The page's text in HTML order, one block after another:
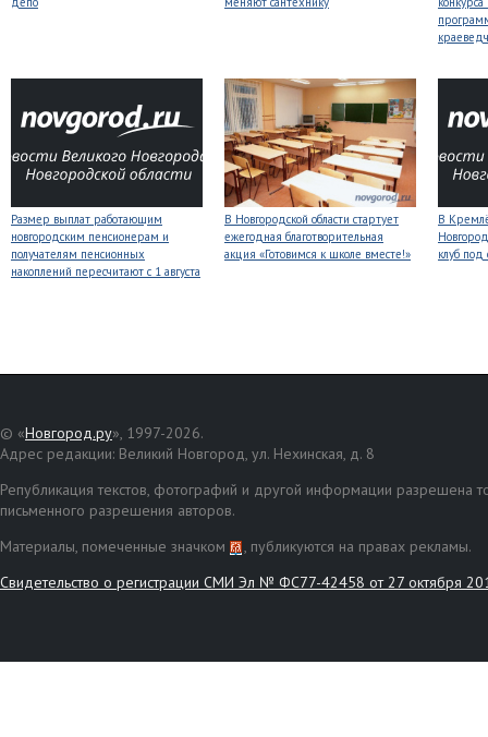
Размер выплат работающим
новгородским пенсионерам и
получателям пенсионных
накоплений пересчитают с 1 августа
В Новгородской области стартует
ежегодная благотворительная
акция «Готовимся к школе вместе!»
В
клуб
© «Новгород.ру», 1997-2026.
Адрес редакции: Великий Новгород, ул. Нехинская, д. 8
Републикация текстов, фотографий и другой информации разрешена
письменного разрешения авторов.
Материалы, помеченные значком
, публикуются на правах рекламы.
Свидетельство о регистрации СМИ Эл № ФС77-42458 от 27 октября